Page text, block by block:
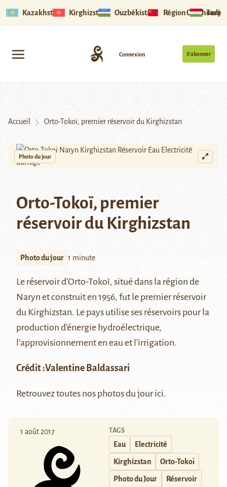
Kazakhstan Kirghizstan Ouzbékistan Région Ouïghoure
S’abonner
Connexion
Accueil Orto-Tokoï, premier réservoir du Kirghizstan
Photo du jour
Orto-Tokoï, premier
réservoir du Kirghizstan
Photo du jour 1 minute
Le réservoir d’Orto-Tokoï, situé dans la région de
Naryn et construit en 1956, fut le premier réservoir
du Kirghizstan. Le pays utilise ses réservoirs pour la
production d’énergie hydroélectrique,
l’approvisionnement en eau et l’irrigation.
Crédit :Valentine Baldassari
Retrouvez toutes nos photos du jourici.
1 août 2017 TAGS
Eau Electricité
Kirghizstan Orto-Tokoï
Photo du Jour Réservoir